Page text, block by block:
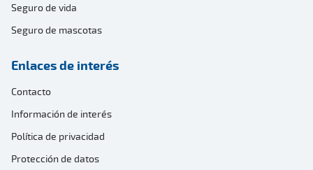
Seguro de vida
Seguro de mascotas
Enlaces de interés
Contacto
Información de interés
Política de privacidad
Protección de datos